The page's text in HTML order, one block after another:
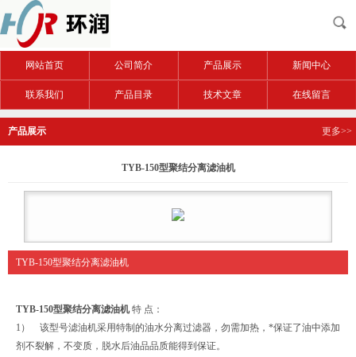
网站首页 公司简介 产品展示 新闻中心
联系我们 产品目录 技术文章 在线留言
产品展示 更多>>
TYB-150型聚结分离滤油机
TYB-150型聚结分离滤油机
TYB-150型聚结分离滤油机特 点：
1） 该型号滤油机采用特制的油水分离过滤器，勿需加热，*保证了油中添加
剂不裂解，不变质，脱水后油品品质能得到保证。